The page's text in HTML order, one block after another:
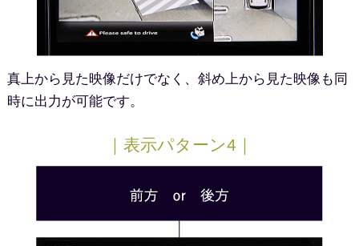
真上から見た映像だけでなく、斜め上から見た映像も同
時に出力が可能です。
｜表示パターン4｜